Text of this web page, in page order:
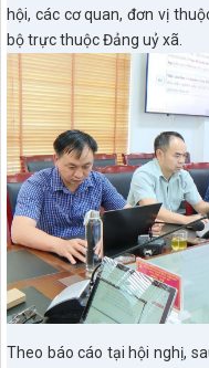
hội, các cơ quan, đơn vị
bộ trực thuộc Đảng uỷ xã.
Theo báo cáo tại hội nghị,